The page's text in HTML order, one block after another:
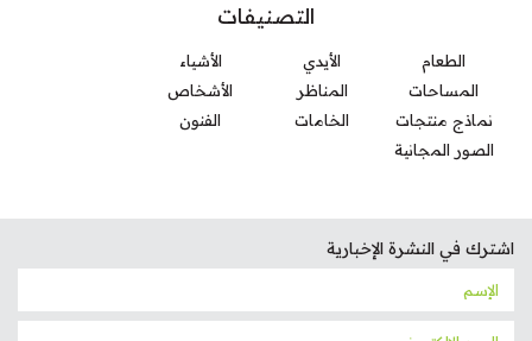
التصنيفات
الطعام الأيدي
الأشياء
المساحات
المناظر
الأشخاص
نماذج منتجات
الخامات
الفنون
الصور المجانية
اشترك في النشرة الإخبارية